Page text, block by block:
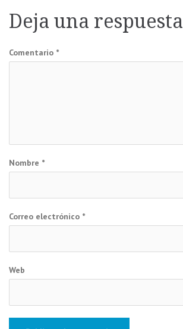
entradas
Deja una respuesta
Comentario *
Nombre *
Correo electrónico *
Web